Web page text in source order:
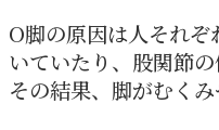
O脚の原因は人それ
いていたり、股関節
その結果、脚がむく